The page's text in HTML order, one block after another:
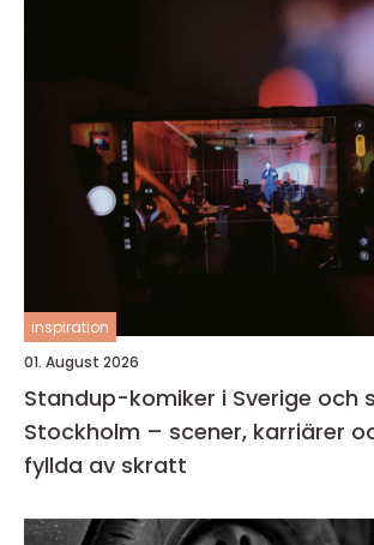
inspiration
01. August 2026
Standup-komiker i Sverige och
Stockholm – scener, karriärer
fyllda av skratt